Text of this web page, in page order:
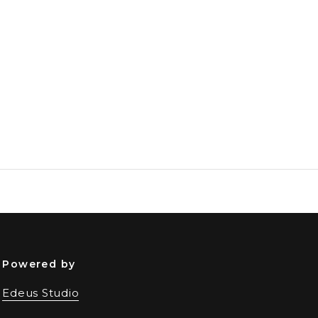
Powered by
Edeus Studio